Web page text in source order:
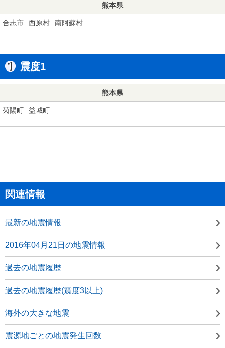
熊本県
合志市 西原村 南阿蘇村
震度1
熊本県
菊陽町 益城町
関連情報
最新の地震情報
2016年04月21日の地震情報
過去の地震履歴
過去の地震履歴(震度3以上)
海外の大きな地震
震源地ごとの地震発生回数